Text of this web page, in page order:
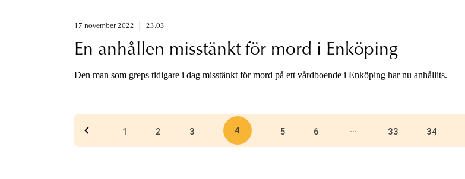
17 november 2022 23.03
En anhållen misstänkt för mord i Enköping
Den man som greps tidigare i dag misstänkt för mord på ett vårdboende i Enköping har nu anhållits.
1 2 3 4 5 6 ... 33 34